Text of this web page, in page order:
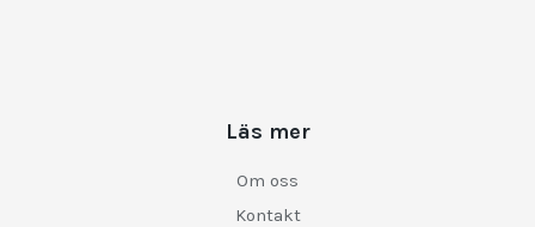
Läs mer
Om oss
Kontakt